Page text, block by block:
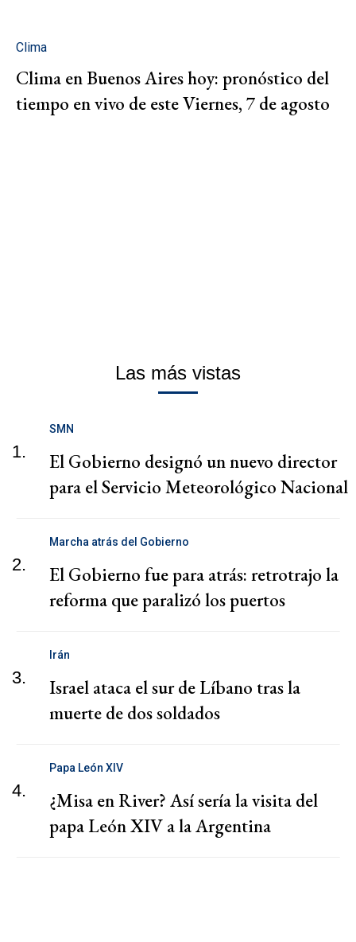
Clima
Clima en Buenos Aires hoy: pronóstico del
tiempo en vivo de este Viernes, 7 de agosto
Las más vistas
1.
SMN
El Gobierno designó un nuevo director
para el Servicio Meteorológico Nacional
2.
Marcha atrás del Gobierno
El Gobierno fue para atrás: retrotrajo la
reforma que paralizó los puertos
3.
Irán
Israel ataca el sur de Líbano tras la
muerte de dos soldados
4.
Papa León XIV
¿Misa en River? Así sería la visita del
papa León XIV a la Argentina